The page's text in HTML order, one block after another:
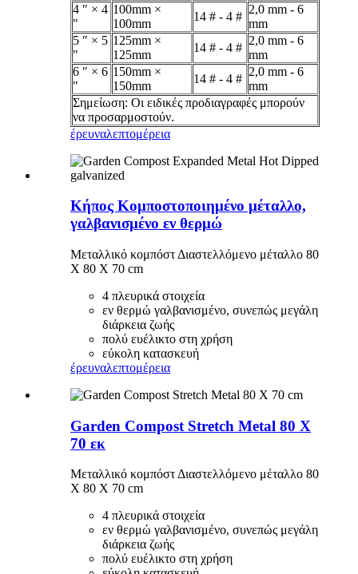
4 ″ × 4
"
100mm ×
100mm
14 # - 4 #
2,0 mm - 6
mm
5 ″ × 5
"
125mm ×
125mm
14 # - 4 #
2,0 mm - 6
mm
6 ″ × 6
"
150mm ×
150mm
14 # - 4 #
2,0 mm - 6
mm
Σημείωση: Οι ειδικές προδιαγραφές μπορούν
να προσαρμοστούν.
έρευναλεπτομέρεια
Κήπος Κομποστοποιημένο μέταλλο,
γαλβανισμένο εν θερμώ
Μεταλλικό κομπόστ Διαστελλόμενο μέταλλο 80
X 80 X 70 cm
4 πλευρικά στοιχεία
εν θερμώ γαλβανισμένο, συνεπώς μεγάλη
διάρκεια ζωής
πολύ ευέλικτο στη χρήση
εύκολη κατασκευή
έρευναλεπτομέρεια
Garden Compost Stretch Metal 80 Χ
70 εκ
Μεταλλικό κομπόστ Διαστελλόμενο μέταλλο 80
X 80 X 70 cm
4 πλευρικά στοιχεία
εν θερμώ γαλβανισμένο, συνεπώς μεγάλη
διάρκεια ζωής
πολύ ευέλικτο στη χρήση